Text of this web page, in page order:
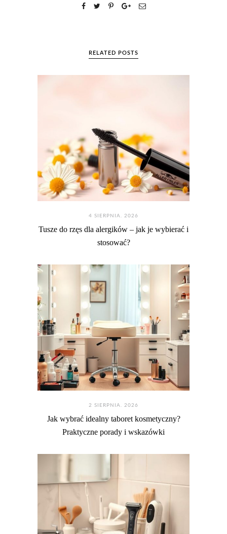
RELATED POSTS
4 SIERPNIA. 2026
Tusze do rzęs dla alergików – jak je wybierać i
stosować?
2 SIERPNIA. 2026
Jak wybrać idealny taboret kosmetyczny?
Praktyczne porady i wskazówki